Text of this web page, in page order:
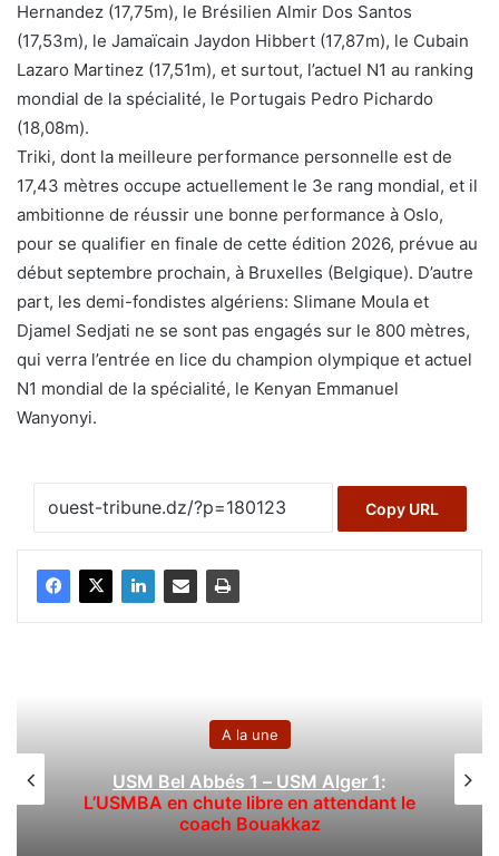
Hernandez (17,75m), le Brésilien Almir Dos Santos
(17,53m), le Jamaïcain Jaydon Hibbert (17,87m), le Cubain
Lazaro Martinez (17,51m), et surtout, l’actuel N1 au ranking
mondial de la spécialité, le Portugais Pedro Pichardo
(18,08m).
Triki, dont la meilleure performance personnelle est de
17,43 mètres occupe actuellement le 3e rang mondial, et il
ambitionne de réussir une bonne performance à Oslo,
pour se qualifier en finale de cette édition 2026, prévue au
début septembre prochain, à Bruxelles (Belgique). D’autre
part, les demi-fondistes algériens: Slimane Moula et
Djamel Sedjati ne se sont pas engagés sur le 800 mètres,
qui verra l’entrée en lice du champion olympique et actuel
N1 mondial de la spécialité, le Kenyan Emmanuel
Wanyonyi.
Copy URL
A la une
USM Bel Abbés 1 – USM Alger 1:
L’USMBA en chute libre en attendant le
coach Bouakkaz